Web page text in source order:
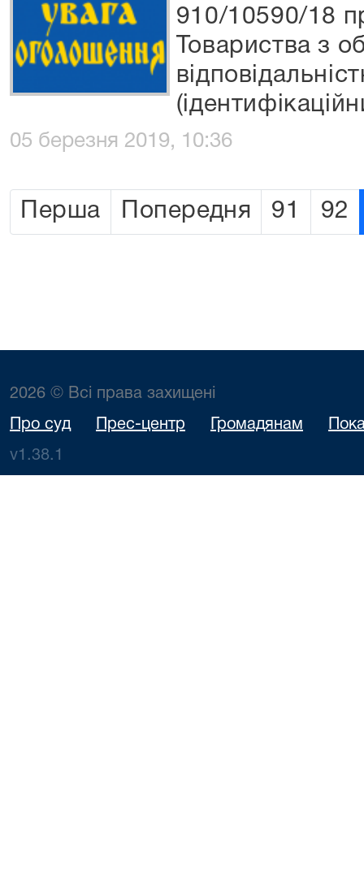
910/10590/18
Товариства з
05 березня 2019, 10:36
Перша Попередня 91 92
2026 © Всі права захищені
Про суд Прес-центр Громадянам
v1.38.1